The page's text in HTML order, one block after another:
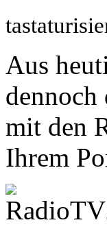
Aus
dennoch
mit den
Ihrem